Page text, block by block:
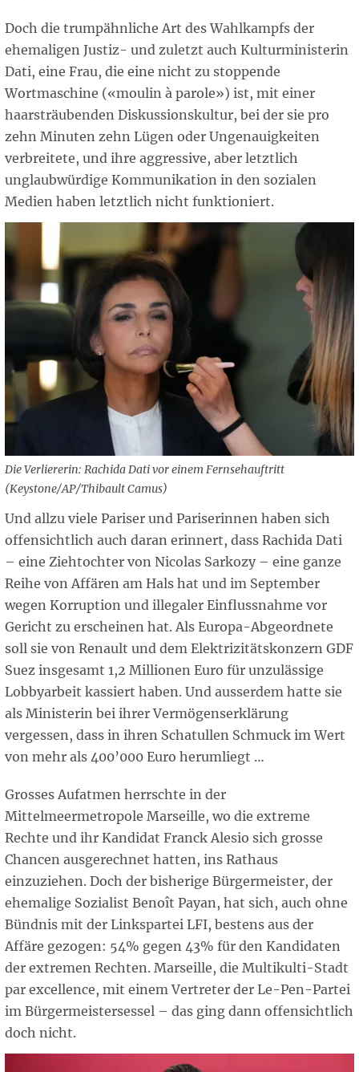
Doch die trumpähnliche Art des Wahlkampfs der
ehemaligen Justiz- und zuletzt auch Kulturministerin
Dati, eine Frau, die eine nicht zu stoppende
Wortmaschine («moulin à parole») ist, mit einer
haarsträubenden Diskussionskultur, bei der sie pro
zehn Minuten zehn Lügen oder Ungenauigkeiten
verbreitete, und ihre aggressive, aber letztlich
unglaubwürdige Kommunikation in den sozialen
Medien haben letztlich nicht funktioniert.
Die Verliererin: Rachida Dati vor einem Fernsehauftritt
(Keystone/AP/Thibault Camus)
Und allzu viele Pariser und Pariserinnen haben sich
offensichtlich auch daran erinnert, dass Rachida Dati
– eine Ziehtochter von Nicolas Sarkozy – eine ganze
Reihe von Affären am Hals hat und im September
wegen Korruption und illegaler Einflussnahme vor
Gericht zu erscheinen hat. Als Europa-Abgeordnete
soll sie von Renault und dem Elektrizitätskonzern GDF
Suez insgesamt 1,2 Millionen Euro für unzulässige
Lobbyarbeit kassiert haben. Und ausserdem hatte sie
als Ministerin bei ihrer Vermögenserklärung
vergessen, dass in ihren Schatullen Schmuck im Wert
von mehr als 400’000 Euro herumliegt …
Grosses Aufatmen herrschte in der
Mittelmeermetropole Marseille, wo die extreme
Rechte und ihr Kandidat Franck Alesio sich grosse
Chancen ausgerechnet hatten, ins Rathaus
einzuziehen. Doch der bisherige Bürgermeister, der
ehemalige Sozialist Benoît Payan, hat sich, auch ohne
Bündnis mit der Linkspartei LFI, bestens aus der
Affäre gezogen: 54% gegen 43% für den Kandidaten
der extremen Rechten. Marseille, die Multikulti-Stadt
par excellence, mit einem Vertreter der Le-Pen-Partei
im Bürgermeistersessel – das ging dann offensichtlich
doch nicht.